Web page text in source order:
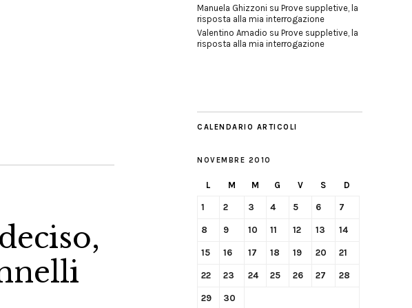
Manuela Ghizzoni su Prove suppletive, la
risposta alla mia interrogazione
Valentino Amadio su Prove suppletive, la
risposta alla mia interrogazione
CALENDARIO ARTICOLI
NOVEMBRE 2010
L M M G V S D
1 2 3 4 5 6 7
8 9 10 11 12 13 14
15 16 17 18 19 20 21
22 23 24 25 26 27 28
29 30